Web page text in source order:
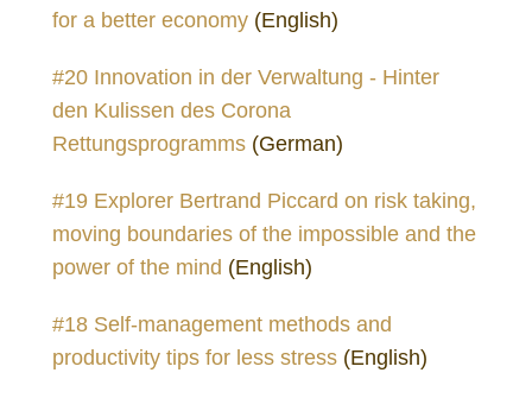
for a better economy (English)
#20 Innovation in der Verwaltung - Hinter
den Kulissen des Corona
Rettungsprogramms (German)
#19 Explorer Bertrand Piccard on risk taking,
moving boundaries of the impossible and the
power of the mind (English)
#18 Self-management methods and
productivity tips for less stress (English)